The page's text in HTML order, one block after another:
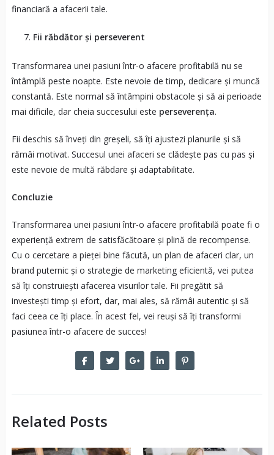
financiară a afacerii tale.
Fii răbdător și perseverent
Transformarea unei pasiuni într-o afacere profitabilă nu se
întâmplă peste noapte. Este nevoie de timp, dedicare și muncă
constantă. Este normal să întâmpini obstacole și să ai perioade
mai dificile, dar cheia succesului este perseverența.
Fii deschis să înveți din greșeli, să îți ajustezi planurile și să
rămâi motivat. Succesul unei afaceri se clădește pas cu pas și
este nevoie de multă răbdare și adaptabilitate.
Concluzie
Transformarea unei pasiuni într-o afacere profitabilă poate fi o
experiență extrem de satisfăcătoare și plină de recompense.
Cu o cercetare a pieței bine făcută, un plan de afaceri clar, un
brand puternic și o strategie de marketing eficientă, vei putea
să îți construiești afacerea visurilor tale. Fii pregătit să
investești timp și efort, dar, mai ales, să rămâi autentic și să
faci ceea ce îți place. În acest fel, vei reuși să îți transformi
pasiunea într-o afacere de succes!
Related Posts